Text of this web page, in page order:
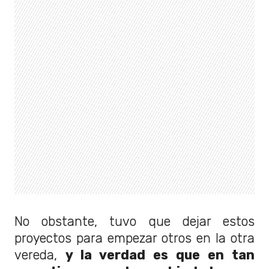
No obstante, tuvo que dejar estos
proyectos para empezar otros en la otra
vereda, y la verdad es que en tan